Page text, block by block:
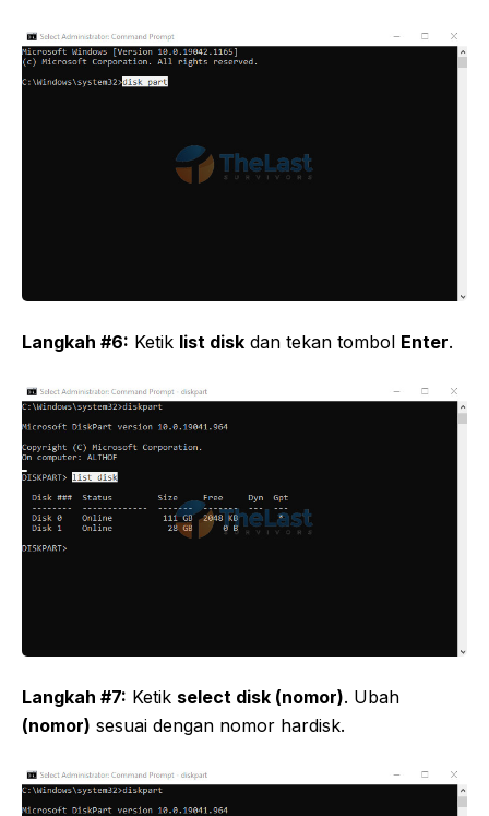
Langkah #6: Ketik list disk dan tekan tombol Enter.
Langkah #7: Ketik select disk (nomor). Ubah
(nomor) sesuai dengan nomor hardisk.